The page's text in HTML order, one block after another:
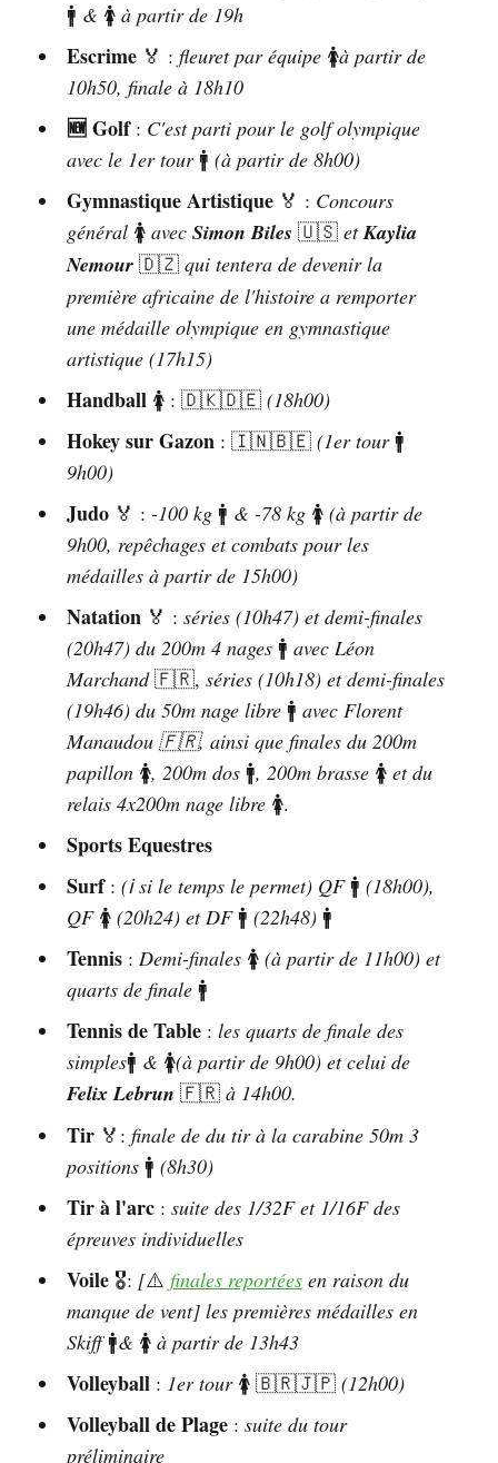
Wa!id @MW_A
Knaissi @Kbayrem
, Marwen Ben Lamine
@MBLAMINE
EttachkilaTN @EttachkilaTN .
totallympics.com
Club Team TN
https://olympics.phoinix.ai/tunisia/
Yassine Benhamadi @bh_yass
🚹 & 🚺à partir de 19h
Escrime 🏅 : fleuret par équipe 🚺à partir de
10h50, finale à 18h10
🆕 Golf: C'est parti pour le golf olympique
avec le 1er tour 🚹 (à partir de 8h00)
Gymnastique Artistique🏅 : Concours
général 🚺avec Simon Biles 🇺🇸 etKaylia
Nemour 🇩🇿 qui tentera de devenir la
première africaine de l'histoire a remporter
une médaille olympique en gymnastique
artistique (17h15)
Handball🚺 : 🇩🇰🇩🇪 (18h00)
Hokey sur Gazon: 🇮🇳🇧🇪 (1er tour 🚹
9h00)
Judo 🏅 : -100 kg 🚹 & -78 kg 🚺 (à partir de
9h00, repêchages et combats pour les
médailles à partir de 15h00)
Natation 🏅 : séries (10h47) et demi-finales
(20h47) du 200m 4 nages 🚹 avec Léon
Marchand🇫🇷, séries (10h18) et demi-finales
(19h46) du 50m nage libre 🚹 avec Florent
Manaudou 🇫🇷, ainsi que finales du 200m
papillon 🚺, 200m dos 🚹, 200m brasse 🚺et du
relais 4x200m nage libre 🚺.
Sports Equestres
Surf: (ℹ️ si le temps le permet) QF 🚹 (18h00),
QF 🚺 (20h24) et DF 🚹 (22h48) 🚹
Tennis: Demi-finales 🚺(à partir de 11h00) et
quarts de finale 🚹
Tennis de Table: les quarts de finale des
simples🚹 & 🚺(à partir de 9h00) et celui de
Felix Lebrun 🇫🇷à 14h00.
Tir 🏅: finale de du tir à la carabine 50m 3
positions 🚹 (8h30)
Tir à l'arc: suite des 1/32F et 1/16F des
épreuves individuelles
Voile 🎖️: [⚠️ finales reportéesen raison du
manque de vent] les premières médailles en
Skiff🚹& 🚺à partir de 13h43
Volleyball: 1er tour 🚺 🇧🇷🇯🇵(12h00)
Volleyball de Plage: suite du tour
préliminaire